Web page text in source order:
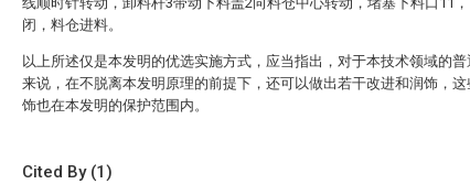
闭，料仓进料。
以上所述仅是本发明的优选实施方式，应当指出，对于本技术领域的
来说，在不脱离本发明原理的前提下，还可以做出若干改进和润饰，这
饰也在本发明的保护范围内。
Cited By (1)